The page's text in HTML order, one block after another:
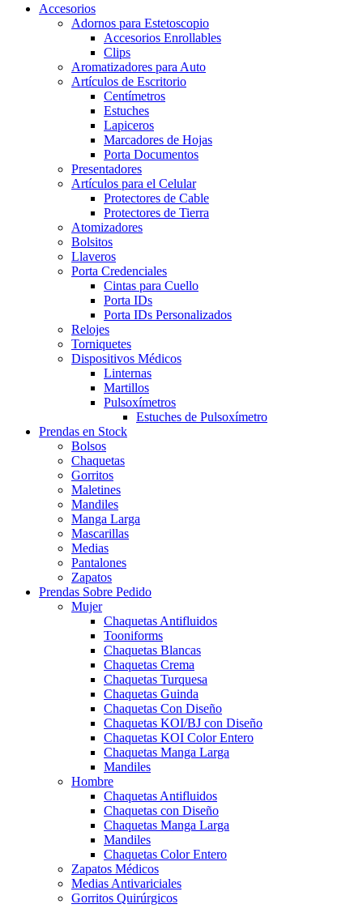
Accesorios
Adornos para Estetoscopio
Accesorios Enrollables
Clips
Aromatizadores para Auto
Artículos de Escritorio
Centímetros
Estuches
Lapiceros
Marcadores de Hojas
Porta Documentos
Presentadores
Artículos para el Celular
Protectores de Cable
Protectores de Tierra
Atomizadores
Bolsitos
Llaveros
Porta Credenciales
Cintas para Cuello
Porta IDs
Porta IDs Personalizados
Relojes
Torniquetes
Dispositivos Médicos
Linternas
Martillos
Pulsoxímetros
Estuches de Pulsoxímetro
Prendas en Stock
Bolsos
Chaquetas
Gorritos
Maletines
Mandiles
Manga Larga
Mascarillas
Medias
Pantalones
Zapatos
Prendas Sobre Pedido
Mujer
Chaquetas Antifluidos
Tooniforms
Chaquetas Blancas
Chaquetas Crema
Chaquetas Turquesa
Chaquetas Guinda
Chaquetas Con Diseño
Chaquetas KOI/BJ con Diseño
Chaquetas KOI Color Entero
Chaquetas Manga Larga
Mandiles
Hombre
Chaquetas Antifluidos
Chaquetas con Diseño
Chaquetas Manga Larga
Mandiles
Chaquetas Color Entero
Zapatos Médicos
Medias Antivariciales
Gorritos Quirúrgicos